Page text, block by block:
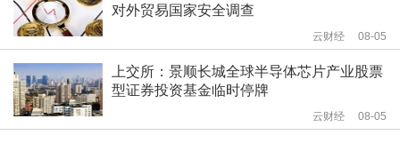
对外贸易国家安全调查
云财经 08-05
上交所：景顺长城全球半导体芯片产业股票
型证券投资基金临时停牌
云财经 08-05